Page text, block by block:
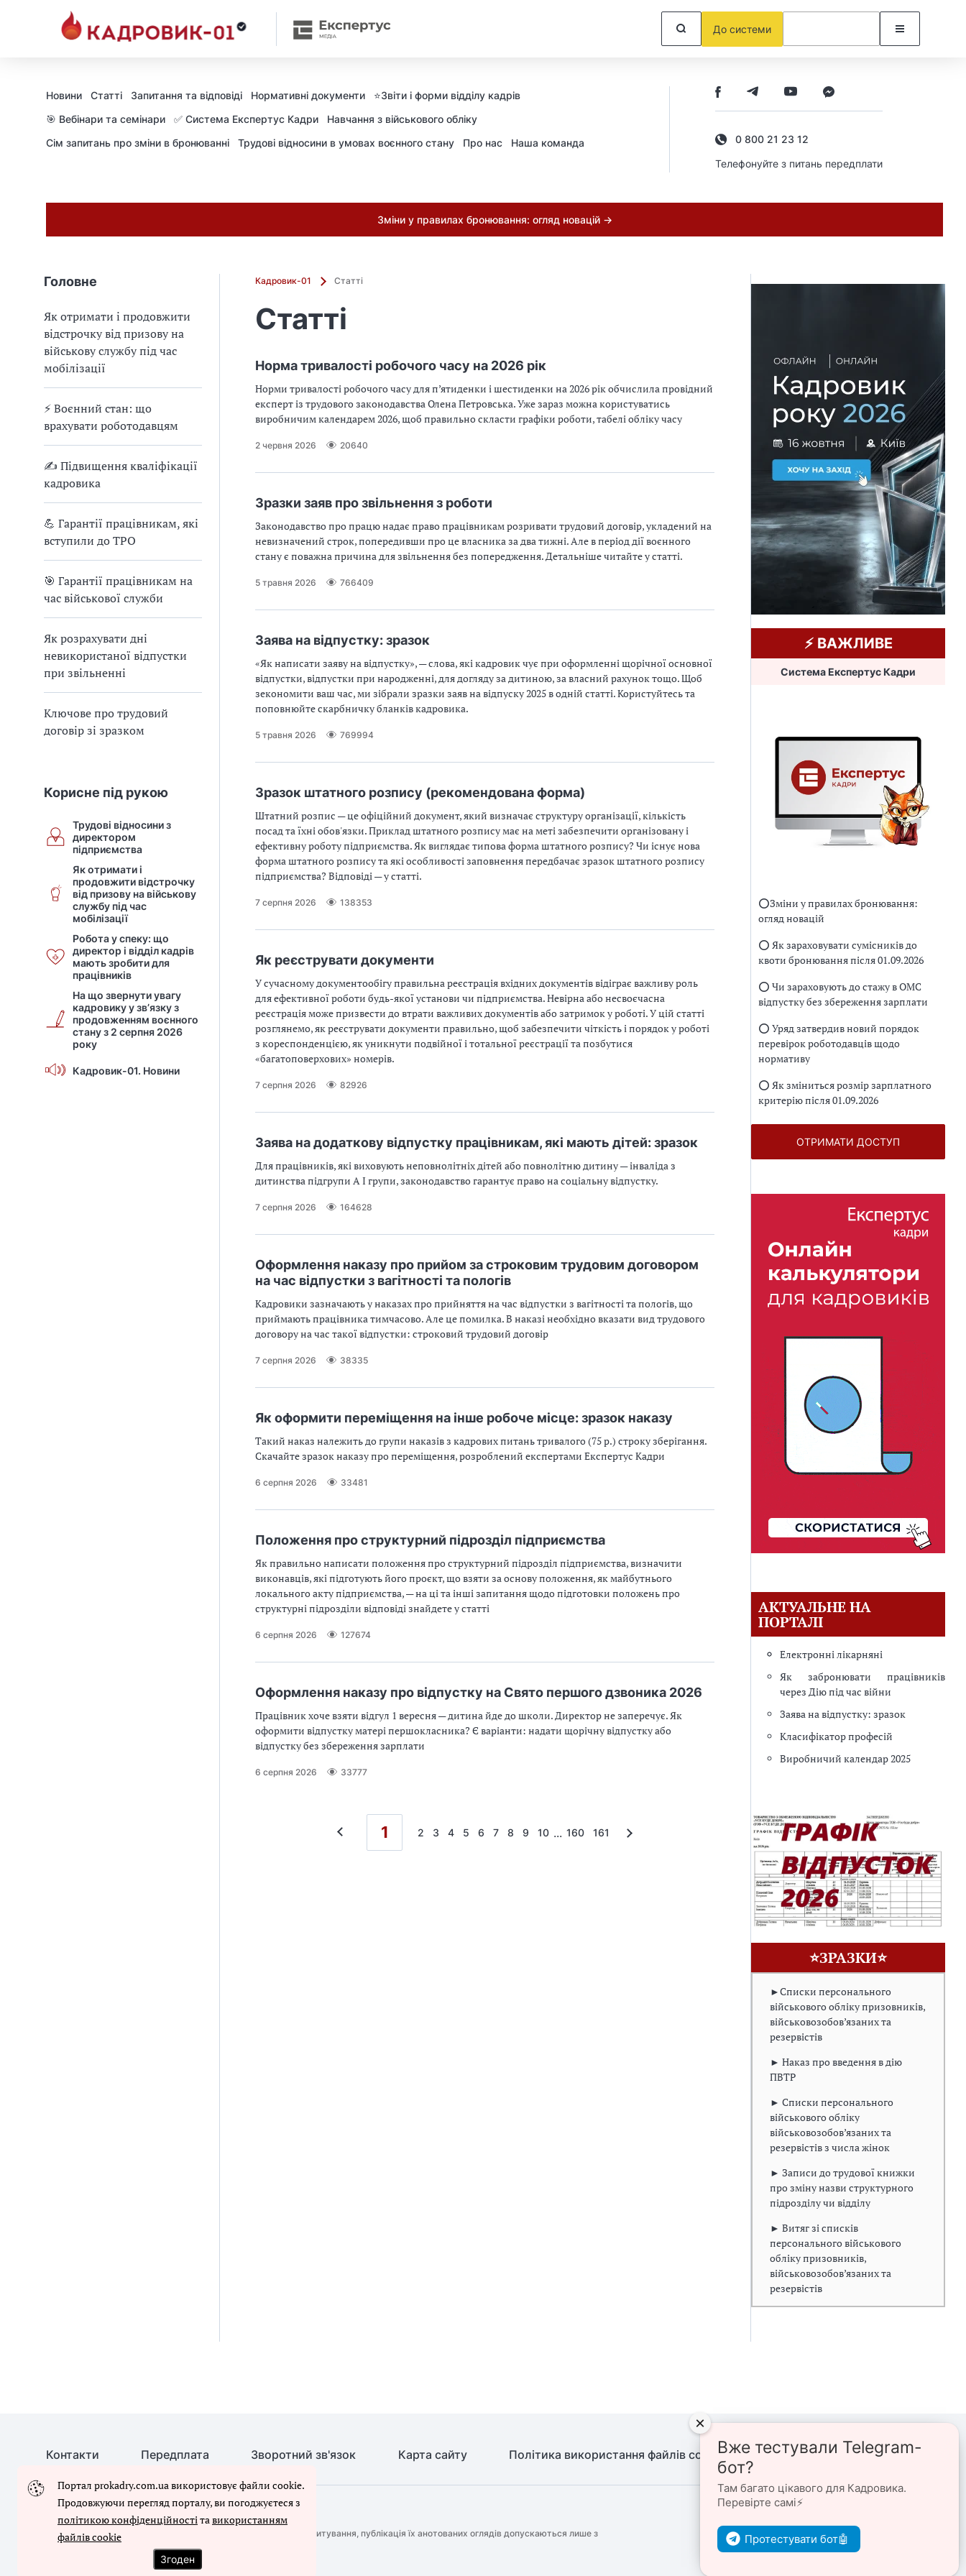
До системи
Новини Статті Запитання та відповіді Нормативні документи
⭐️Звіти і форми відділу кадрів
🎯 Вебінари та семінари
✅ Система Експертус Кадри
Навчання з військового обліку
Сім запитань про зміни в бронюванні
Трудові відносини в умовах воєнного стану Про нас Наша команда
0 800 21 23 12
Телефонуйте з питань передплати
Зміни у правилах бронювання: огляд новацій →
Головне
Як отримати і продовжити
відстрочку від призову на
військову службу під час
мобілізації
⚡ Воєнний стан: що
врахувати роботодавцям
✍ Підвищення кваліфікації
кадровика
💪 Гарантії працівникам, які
вступили до ТРО
🎯 Гарантії працівникам на
час військової служби
Як розрахувати дні
невикористаної відпустки
при звільненні
Ключове про трудовий
договір зі зразком
Корисне під рукою
Трудові відносини з
директором
підприємства
Як отримати і
продовжити відстрочку
від призову на військову
службу під час
мобілізації
Робота у спеку: що
директор і відділ кадрів
мають зробити для
працівників
На що звернути увагу
кадровику у зв’язку з
продовженням воєнного
стану з 2 серпня 2026
року
Кадровик-01. Новини
Кадровик-01 Статті
Статті
Норма тривалості робочого часу на 2026 рік
Норми тривалості робочого часу для п’ятиденки і шестиденки на 2026 рік обчислила провідний
експерт із трудового законодавства Олена Петровська. Уже зараз можна користуватись
виробничим календарем 2026, щоб правильно скласти графіки роботи, табелі обліку часу
2 червня 2026 20640
Зразки заяв про звільнення з роботи
Законодавство про працю надає право працівникам розривати трудовий договір, укладений на
невизначений строк, попередивши про це власника за два тижні. Але в період дії воєнного
стану є поважна причина для звільнення без попередження. Детальніше читайте у статті.
5 травня 2026 766409
Заява на відпустку: зразок
«Як написати заяву на відпустку», — слова, які кадровик чує при оформленні щорічної основної
відпустки, відпустки при народженні, для догляду за дитиною, за власний рахунок тощо. Щоб
зекономити ваш час, ми зібрали зразки заяв на відпуску 2025 в одній статті. Користуйтесь та
поповнюйте скарбничку бланків кадровика.
5 травня 2026 769994
Зразок штатного розпису (рекомендована форма)
Штатний розпис — це офіційний документ, який визначає структуру організації, кількість
посад та їхні обов'язки. Приклад штатного розпису має на меті забезпечити організовану і
ефективну роботу підприємства. Як виглядає типова форма штатного розпису? Чи існує нова
форма штатного розпису та які особливості заповнення передбачає зразок штатного розпису
підприємства? Відповіді — у статті.
7 серпня 2026 138353
Як реєструвати документи
У сучасному документообігу правильна реєстрація вхідних документів відіграє важливу роль
для ефективної роботи будь-якої установи чи підприємства. Невірна або несвоєчасна
реєстрація може призвести до втрати важливих документів або затримок у роботі. У цій статті
розглянемо, як реєструвати документи правильно, щоб забезпечити чіткість і порядок у роботі
з кореспонденцією, як уникнути подвійної і тотальної реєстрації та позбутися
«багатоповерхових» номерів.
7 серпня 2026 82926
Заява на додаткову відпустку працівникам, які мають дітей: зразок
Для працівників, які виховують неповнолітніх дітей або повнолітню дитину — інваліда з
дитинства підгрупи А І групи, законодавство гарантує право на соціальну відпустку.
7 серпня 2026 164628
Оформлення наказу про прийом за строковим трудовим договором
на час відпустки з вагітності та пологів
Кадровики зазначають у наказах про прийняття на час відпустки з вагітності та пологів, що
приймають працівника тимчасово. Але це помилка. В наказі необхідно вказати вид трудового
договору на час такої відпустки: строковий трудовий договір
7 серпня 2026 38335
Як оформити переміщення на інше робоче місце: зразок наказу
Такий наказ належить до групи наказів з кадрових питань тривалого (75 р.) строку зберігання.
Скачайте зразок наказу про переміщення, розроблений експертами Експертус Кадри
6 серпня 2026 33481
Положення про структурний підрозділ підприємства
Як правильно написати положення про структурний підрозділ підприємства, визначити
виконавців, які підготують його проєкт, що взяти за основу положення, як майбутнього
локального акту підприємства, — на ці та інші запитання щодо підготовки положень про
структурні підрозділи відповіді знайдете у статті
6 серпня 2026 127674
Оформлення наказу про відпустку на Свято першого дзвоника 2026
Працівник хоче взяти відгул 1 вересня — дитина йде до школи. Директор не заперечує. Як
оформити відпустку матері першокласника? Є варіанти: надати щорічну відпустку або
відпустку без збереження зарплати
6 серпня 2026 33777
1 2 3 4 5 6 7 8 9 10 ... 160 161
⚡️ ВАЖЛИВЕ
Система Експертус Кадри
⭕️Зміни у правилах бронювання:
огляд новацій
⭕️ Як зараховувати сумісників до
квоти бронювання після 01.09.2026
⭕️ Чи зараховують до стажу в ОМС
відпустку без збереження зарплати
⭕️ Уряд затвердив новий порядок
перевірок роботодавців щодо
нормативу
⭕️ Як зміниться розмір зарплатного
критерію після 01.09.2026
ОТРИМАТИ ДОСТУП
АКТУАЛЬНЕ НА
ПОРТАЛІ
Електронні лікарняні
Як забронювати працівників
через Дію під час війни
Заява на відпустку: зразок
Класифікатор професій
Виробничий календар 2025
⭐ЗРАЗКИ⭐
►Списки персонального
військового обліку призовників,
військовозобов’язаних та
резервістів
► Наказ про введення в дію
ПВТР
► Списки персонального
військового обліку
військовозобов’язаних та
резервістів з числа жінок
► Записи до трудової книжки
про зміну назви структурного
підрозділу чи відділу
► Витяг зі списків
персонального військового
обліку призовників,
військовозобов’язаних та
резервістів
Контакти Передплата Зворотний зв'язок Карта сайту Політика використання файлів cookie Політика конфіденційності
© Кадровик-01, 2026. Усі права захищено
Повне або часткове копіювання будь-яких матеріалів сайту, цитування, публікація їх анотованих оглядів допускаються лише з
письмового дозволу редакції сайту
Портал prokadry.com.ua використовує файли cookie.
Продовжуючи перегляд порталу, ви погоджуєтеся з
політикою конфіденційностітавикористанням
файлів cookie
Згоден
Вже тестували Telegram-
бот?
Там багато цікавого для Кадровика.
Перевірте самі⚡️
Протестувати бот🤖
×